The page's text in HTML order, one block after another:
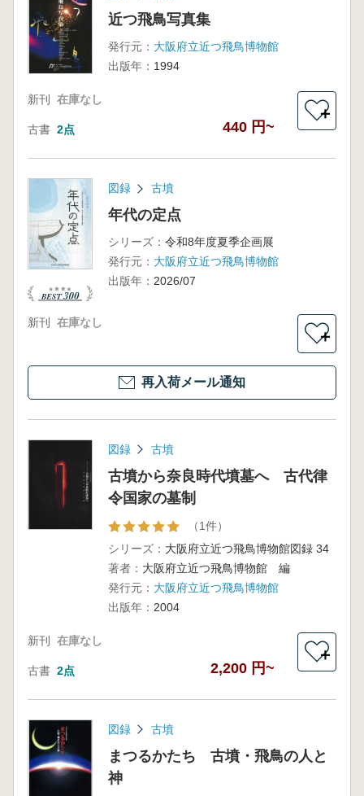
近つ飛鳥写真集
発行元： 大阪府立近つ飛鳥博物館
出版年： 1994
新刊 在庫なし
古書 2点 440 円~
＋
図録 古墳
年代の定点
シリーズ： 令和8年度夏季企画展
発行元： 大阪府立近つ飛鳥博物館
出版年： 2026/07
新刊 在庫なし
＋
再入荷メール通知
図録 古墳
古墳から奈良時代墳墓へ 古代律
令国家の墓制
（1件）
シリーズ： 大阪府立近つ飛鳥博物館図録 34
著者： 大阪府立近つ飛鳥博物館 編
発行元： 大阪府立近つ飛鳥博物館
出版年： 2004
新刊 在庫なし
古書 2点 2,200 円~
＋
図録 古墳
まつるかたち 古墳・飛鳥の人と
神